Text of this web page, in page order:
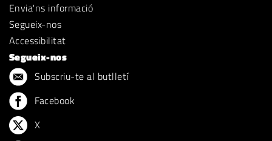
Envia'ns informació
Segueix-nos
Accessibilitat
Segueix-nos
Subscriu-te al butlletí
Facebook
X